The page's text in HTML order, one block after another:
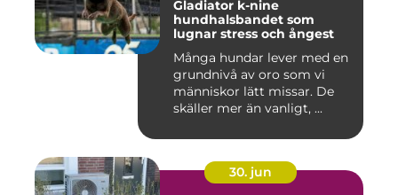
Gladiator k-nine
hundhalsbandet som
lugnar stress och ångest
Många hundar lever med en
grundnivå av oro som vi
människor lätt missar. De
skäller mer än vanligt, ...
30. jun